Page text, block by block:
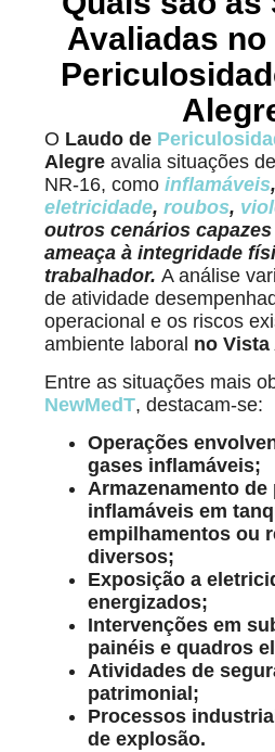
Avaliadas no
O Laudo de
Alegre avalia situações
NR-16, comoinflamáveis
eletricidade,roubos,
outros cenários
ameaça à integridade
trabalhador. A análise
de atividade
operacional e os riscos
ambiente laboral no Vista
Entre as situações mais
NewMedT, destacam-se:
Operações
gases inflamáveis;
Armazenamento
inflamáveis em
empilhamentos ou
diversos;
Exposição a
energizados;
Intervenções em
painéis e quadros
Atividades de
patrimonial;
Processos
de explosão.